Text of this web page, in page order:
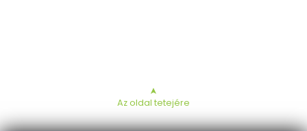
➤
Az oldal tetejére